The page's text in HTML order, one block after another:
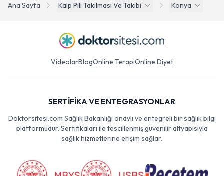
Ana Sayfa Kalp Pili Takilmasi Ve Takibi Konya
VideolarBlogOnline TerapiOnline Diyet
SERTİFİKA VE ENTEGRASYONLAR
Doktorsitesi.com Sağlık Bakanlığı onaylı ve entegreli bir sağlık bilgi
platformudur. Sertifikaları ile tescillenmiş güvenilir altyapısıyla
sağlık hizmetlerine erişim sağlar.